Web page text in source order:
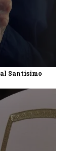
Santísimo